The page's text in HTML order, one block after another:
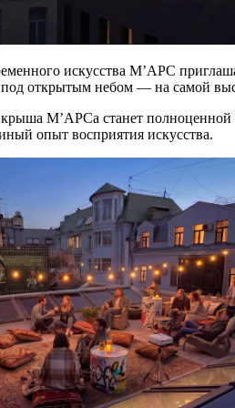
искусства М’АРС
открытым небом — на самой
крыша М’АРСа станет
опыт восприятия искусства.